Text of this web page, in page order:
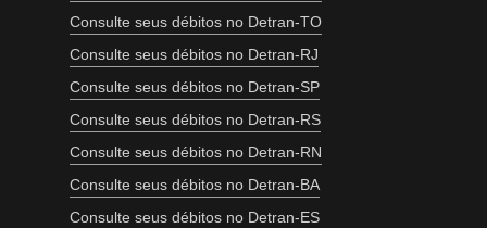
Consulte seus débitos no Detran-TO
Consulte seus débitos no Detran-RJ
Consulte seus débitos no Detran-SP
Consulte seus débitos no Detran-RS
Consulte seus débitos no Detran-RN
Consulte seus débitos no Detran-BA
Consulte seus débitos no Detran-ES